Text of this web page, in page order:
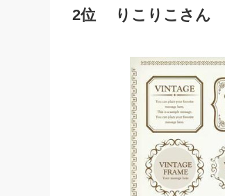
2位 りこりこ さん